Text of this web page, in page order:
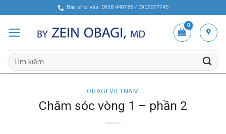
content
Bác sĩ tư vấn: 0938 449788 / 0902677745
Tìm
kiếm:
OBAGI VIETNAM
Chăm sóc vòng 1 – phần 2